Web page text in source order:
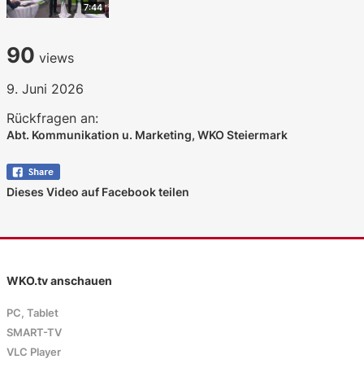
7:44
90 views
9. Juni 2026
Rückfragen an:
Abt. Kommunikation u. Marketing, WKO Steiermark
Dieses Video auf Facebook teilen
WKO.tv anschauen
PC, Tablet
SMART-TV
VLC Player